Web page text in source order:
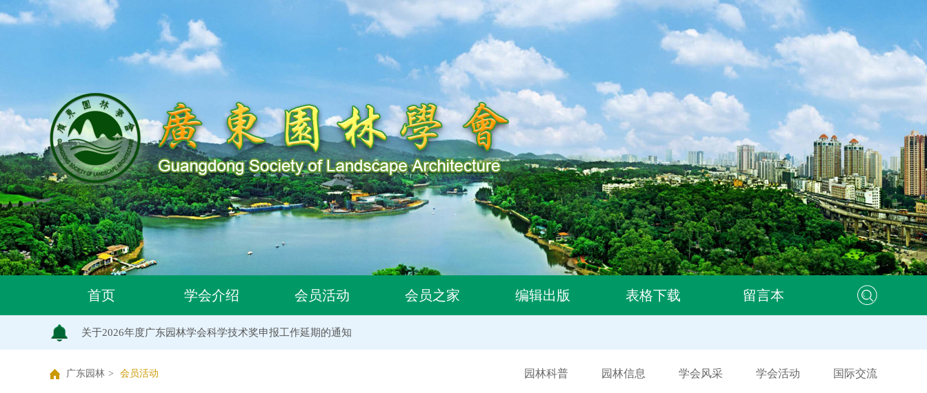
首页 学会介绍 会员活动 会员之家 编辑出版 表格下载 留言本
关于同意96位个人为广东园林学会个人会员的通知
关于同意318位个人为广东园林学会个人会员的通知
关于2026年度广东园林学会科学技术奖申报工作延期的通知
广东园林学会关于开展2026年广东风景园林优秀学子奖评选活动作品征集与专家推荐延期的通知
广东园林 > 会员活动 园林科普 园林信息 学会风采 学会活动 国际交流